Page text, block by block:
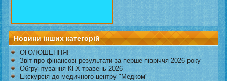
Новини інших категорій
ОГОЛОШЕННЯ!
Звіт про фінансові результати за перше півріччя 2026 року
Обгрунтування КГХ травень 2026
Екскурсія до медичного центру "Медком"